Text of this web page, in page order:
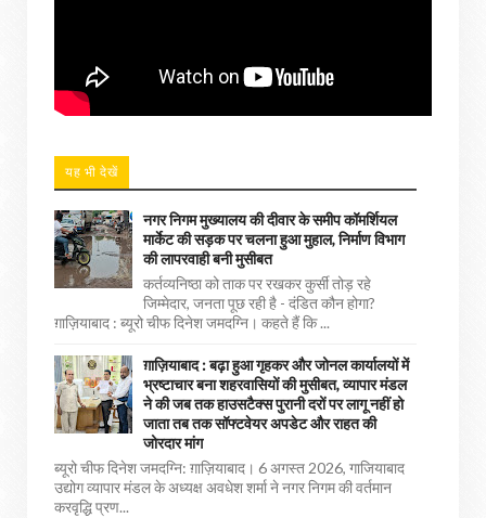
यह भी देखें
नगर निगम मुख्यालय की दीवार के समीप कॉमर्शियल
मार्केट की सड़क पर चलना हुआ मुहाल, निर्माण विभाग
की लापरवाही बनी मुसीबत
कर्तव्यनिष्ठा को ताक पर रखकर कुर्सी तोड़ रहे
जिम्मेदार, जनता पूछ रही है - दंडित कौन होगा?
ग़ाज़ियाबाद : ब्यूरो चीफ दिनेश जमदग्नि। कहते हैं कि ...
ग़ाज़ियाबाद : बढ़ा हुआ गृहकर और जोनल कार्यालयों में
भ्रष्टाचार बना शहरवासियों की मुसीबत, व्यापार मंडल
ने की जब तक हाउसटैक्स पुरानी दरों पर लागू नहीं हो
जाता तब तक सॉफ्टवेयर अपडेट और राहत की
जोरदार मांग
ब्यूरो चीफ दिनेश जमदग्नि: ग़ाज़ियाबाद। 6 अगस्त 2026, गाजियाबाद
उद्योग व्यापार मंडल के अध्यक्ष अवधेश शर्मा ने नगर निगम की वर्तमान
करवृद्धि प्रण...